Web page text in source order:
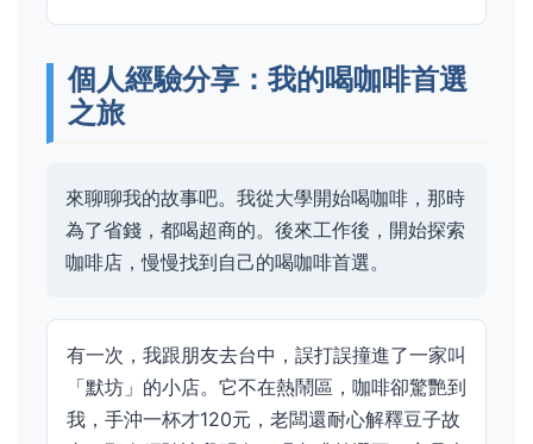
個人經驗分享：我的喝咖啡首選
之旅
來聊聊我的故事吧。我從大學開始喝咖啡，那時
為了省錢，都喝超商的。後來工作後，開始探索
咖啡店，慢慢找到自己的喝咖啡首選。
有一次，我跟朋友去台中，誤打誤撞進了一家叫
「默坊」的小店。它不在熱鬧區，咖啡卻驚艷到
我，手沖一杯才120元，老闆還耐心解釋豆子故